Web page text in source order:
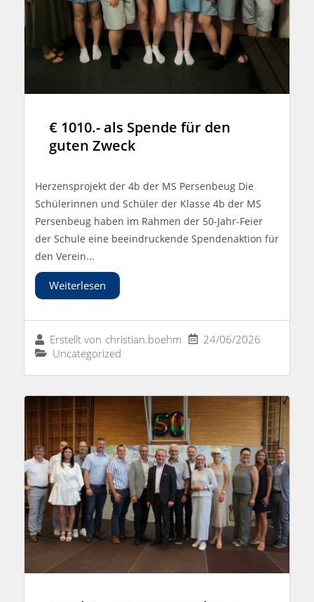
€ 1010.- als Spende für den
guten Zweck
Erstellt von christian.boehm
24/06/2026
Uncategorized
Herzensprojekt der 4b der MS Persenbeug Die
Schülerinnen und Schüler der Klasse 4b der MS
Persenbeug haben im Rahmen der 50-Jahr-Feier
der Schule eine beeindruckende Spendenaktion für
den Verein...
Weiterlesen